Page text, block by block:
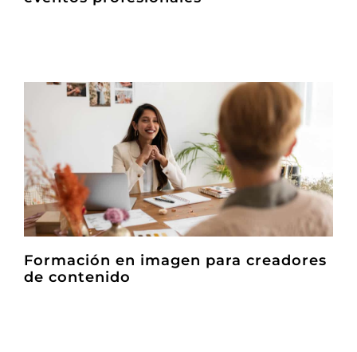
Formación en imagen para creadores
de contenido